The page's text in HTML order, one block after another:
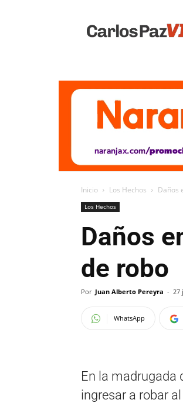
Vivo
Inicio Los Hechos Daños
Los Hechos
Daños
de robo
Por Juan Alberto Pereyra - 27
WhatsApp
En la madrugada
ingresar a robar